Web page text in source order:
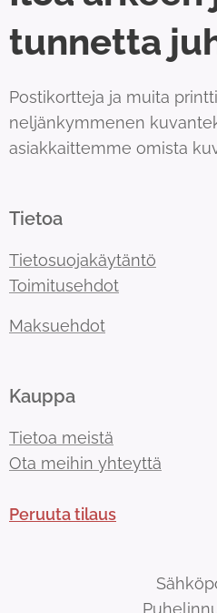
tunnetta
Postikortteja ja muita
neljänkymmenen
asiakkaittemme omista
Tietoa
Tietosuojakäytäntö
Toimitusehdot
Maksuehdot
Kauppa
Tietoa meistä
Ota meihin yhteyttä
Peruuta tilaus